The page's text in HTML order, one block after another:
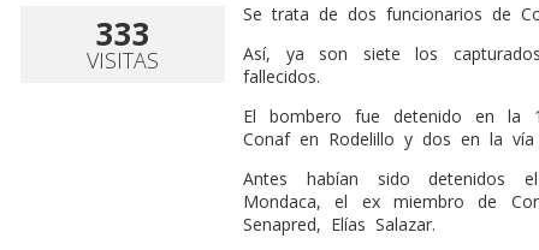
333
VISITAS
Se trata de dos funcionarios de
Así, ya son siete los
fallecidos.
El bombero fue detenido en
Conaf en Rodelillo y dos en la vía
Antes habían sido detenidos
Mondaca, el ex miembro de
Senapred, Elías Salazar.